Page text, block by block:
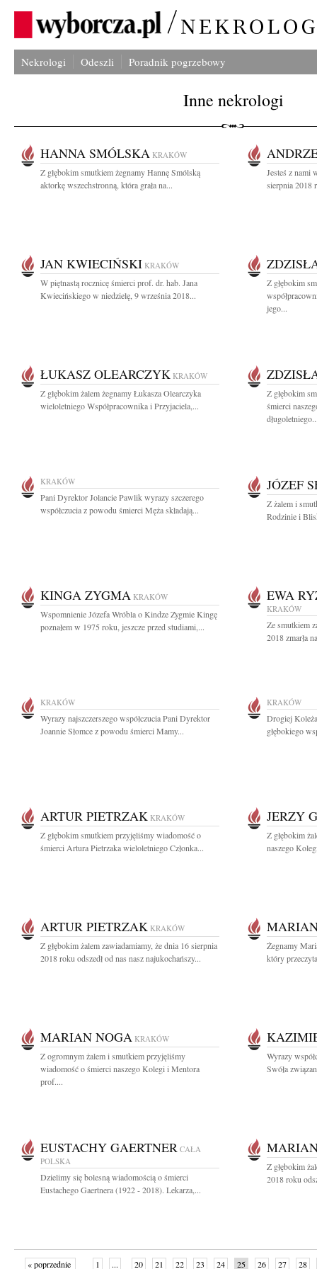
Nekrologi Odeszli Poradnik pogrzebowy
Inne nekrologi
HANNA SMÓLSKA KRAKÓW
Z głębokim smutkiem żegnamy Hannę Smólską
aktorkę wszechstronną, która grała na...
Jesteś z nami
sierpnia 2018
JAN KWIECIŃSKI KRAKÓW
W piętnastą rocznicę śmierci prof. dr. hab. Jana
Kwiecińskiego w niedzielę, 9 września 2018...
Z głębokim
jego...
ŁUKASZ OLEARCZYK KRAKÓW
Z głębokim żalem żegnamy Łukasza Olearczyka
wieloletniego Współpracownika i Przyjaciela,...
Z głębokim
śmierci
KRAKÓW
Pani Dyrektor Jolancie Pawlik wyrazy szczerego
współczucia z powodu śmierci Męża składają...
JÓZEF
Z żalem i
Rodzinie i
KINGA ZYGMA KRAKÓW
Wspomnienie Józefa Wróbla o Kindze Zygmie Kingę
poznałem w 1975 roku, jeszcze przed studiami,...
EWA
KRAKÓW
Ze smutkiem
2018 zmarła
KRAKÓW
Wyrazy najszczerszego współczucia Pani Dyrektor
Joannie Słomce z powodu śmierci Mamy...
KRAKÓW
Drogiej
głębokiego
ARTUR PIETRZAK KRAKÓW
Z głębokim smutkiem przyjęliśmy wiadomość o
śmierci Artura Pietrzaka wieloletniego Członka...
JERZY
Z głębokim
naszego
ARTUR PIETRZAK KRAKÓW
Z głębokim żalem zawiadamiamy, że dnia 16 sierpnia
2018 roku odszedł od nas nasz najukochańszy...
Żegnamy
który
MARIAN NOGA KRAKÓW
Z ogromnym żalem i smutkiem przyjęliśmy
wiadomość o śmierci naszego Kolegi i Mentora
prof....
Wyrazy
Swóła
EUSTACHY GAERTNER CAŁA
POLSKA
Dzielimy się bolesną wiadomością o śmierci
Eustachego Gaertnera (1922 - 2018). Lekarza,...
Z głębokim
2018 roku
« poprzednie 1 ... 20 21 22 23 24 25 26 27 28